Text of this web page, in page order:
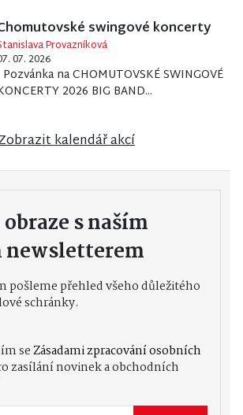
swingové koncerty
Provazníková
07. 2026
Pozvánka na CHOMUTOVSKÉ SWINGOVÉ
2026 BIG BAND...
kalendář akcí
s naším
pošleme přehled všeho důležitého
schránky.
seZásadami zpracování osobních
zasílání novinek a obchodních